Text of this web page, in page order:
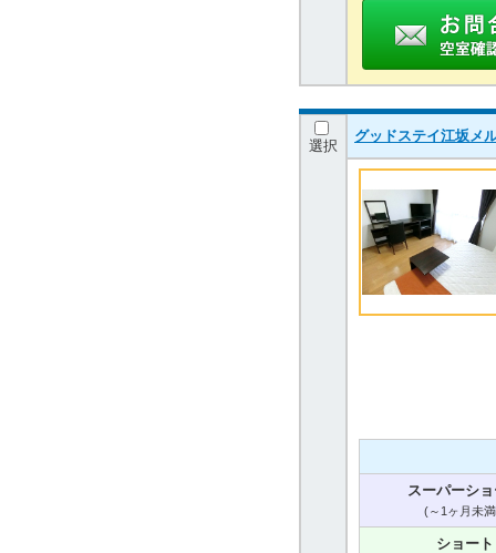
選択
グッドステイ江坂メ
スーパーシ
(～1ヶ月未
ショート